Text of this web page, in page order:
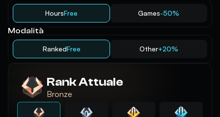
HoursFree Games-50%
Modalità
RankedFree Other+20%
Rank Attuale
Bronze